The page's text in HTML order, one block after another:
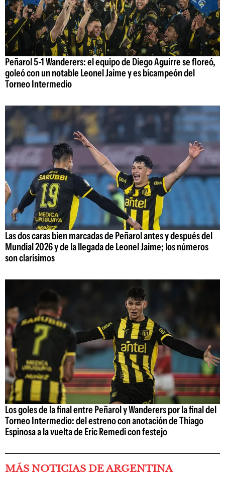
Peñarol 5-1 Wanderers: el equipo de Diego Aguirre se floreó,
goleó con un notable Leonel Jaime y es bicampeón del
Torneo Intermedio
Las dos caras bien marcadas de Peñarol antes y después del
Mundial 2026 y de la llegada de Leonel Jaime; los números
son clarísimos
Los goles de la final entre Peñarol y Wanderers por la final del
Torneo Intermedio: del estreno con anotación de Thiago
Espinosa a la vuelta de Eric Remedi con festejo
MÁS NOTICIAS DE ARGENTINA